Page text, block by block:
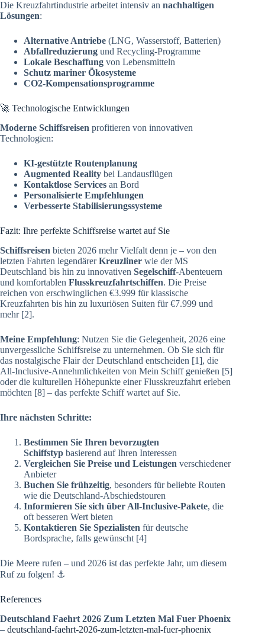
Die Kreuzfahrtindustrie arbeitet intensiv an nachhaltigen
Lösungen:
Alternative Antriebe (LNG, Wasserstoff, Batterien)
Abfallreduzierung und Recycling-Programme
Lokale Beschaffung von Lebensmitteln
Schutz mariner Ökosysteme
CO2-Kompensationsprogramme
🚀 Technologische Entwicklungen
Moderne Schiffsreisen profitieren von innovativen
Technologien:
KI-gestützte Routenplanung
Augmented Reality bei Landausflügen
Kontaktlose Services an Bord
Personalisierte Empfehlungen
Verbesserte Stabilisierungssysteme
Fazit: Ihre perfekte Schiffsreise wartet auf Sie
Schiffsreisen bieten 2026 mehr Vielfalt denn je – von den
letzten Fahrten legendärerKreuzliner wie der MS
Deutschland bis hin zu innovativen Segelschiff-Abenteuern
und komfortablen Flusskreuzfahrtschiffen. Die Preise
reichen von erschwinglichen €3.999 für klassische
Kreuzfahrten bis hin zu luxuriösen Suiten für €7.999 und
mehr [2].
Meine Empfehlung: Nutzen Sie die Gelegenheit, 2026 eine
unvergessliche Schiffsreise zu unternehmen. Ob Sie sich für
das nostalgische Flair der Deutschland entscheiden [1], die
All-Inclusive-Annehmlichkeiten von Mein Schiff genießen [5]
oder die kulturellen Höhepunkte einer Flusskreuzfahrt erleben
möchten [8] – das perfekte Schiff wartet auf Sie.
Ihre nächsten Schritte:
Bestimmen Sie Ihren bevorzugten
Schiffstyp basierend auf Ihren Interessen
Vergleichen Sie Preise und Leistungen verschiedener
Anbieter
Buchen Sie frühzeitig, besonders für beliebte Routen
wie die Deutschland-Abschiedstouren
Informieren Sie sich über All-Inclusive-Pakete, die
oft besseren Wert bieten
Kontaktieren Sie Spezialisten für deutsche
Bordsprache, falls gewünscht [4]
Die Meere rufen – und 2026 ist das perfekte Jahr, um diesem
Ruf zu folgen! ⚓
References
Deutschland Faehrt 2026 Zum Letzten Mal Fuer Phoenix
– deutschland-faehrt-2026-zum-letzten-mal-fuer-phoenix